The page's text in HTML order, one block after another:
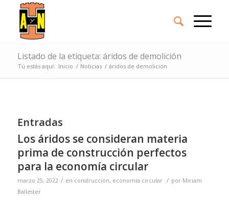
Listado de la etiqueta: áridos de demolición
Tú estás aquí: Inicio / Noticias / áridos de demolición
Entradas
Los áridos se consideran materia
prima de construcción perfectos
para la economía circular
marzo 25, 2022 / en construcción, economía circular / por Miriam
Ballester